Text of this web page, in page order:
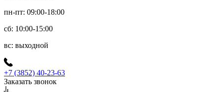
пн-пт: 09:00-18:00
сб: 10:00-15:00
вс: выходной
+7 (3852) 40-23-63
Заказать звонок